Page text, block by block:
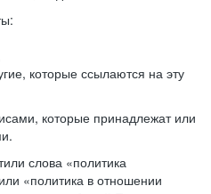
которые ссылаются на эту
которые принадлежат или
слова «политика
«политика в отношении